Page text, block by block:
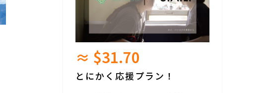
≈ $31.70
とにかく応援プラン！